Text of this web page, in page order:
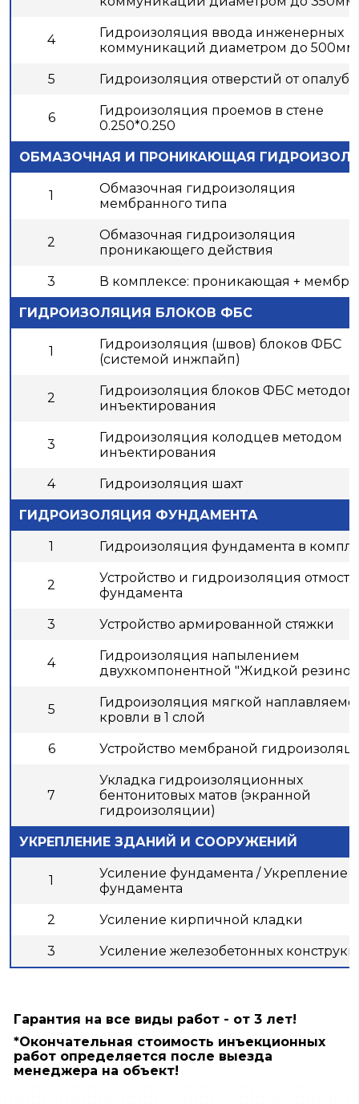
4
Гидроизоляция ввода инженерных
коммуникаций диаметром до 500мм.
5 Гидроизоляция отверстий от
6
Гидроизоляция проемов в стене
0.250*0.250
ОБМАЗОЧНАЯ И ПРОНИКАЮЩАЯ
1
Обмазочная гидроизоляция
мембранного типа
2
Обмазочная гидроизоляция
проникающего действия
3 В комплексе: проникающая +
ГИДРОИЗОЛЯЦИЯ БЛОКОВ ФБС
1
Гидроизоляция (швов) блоков ФБС
(системой инжпайп)
2
Гидроизоляция блоков ФБС методом
инъектирования
3
Гидроизоляция колодцев методом
инъектирования
4 Гидроизоляция шахт
ГИДРОИЗОЛЯЦИЯ ФУНДАМЕНТА
1 Гидроизоляция фундамента в
2
Устройство и гидроизоляция
фундамента
3 Устройство армированной стяжки
4
Гидроизоляция напылением
двухкомпонентной "Жидкой
5
Гидроизоляция мягкой
кровли в 1 слой
6 Устройство мембраной
7
Укладка гидроизоляционных
бентонитовых матов (экранной
гидроизоляции)
УКРЕПЛЕНИЕ ЗДАНИЙ И СООРУЖЕНИЙ
1
Усиление фундамента / Укрепление
фундамента
2 Усиление кирпичной кладки
3 Усиление железобетонных
Гарантия на все виды работ - от 3 лет!
*Окончательная стоимость инъекционных
работ определяется после выезда
менеджера на объект!